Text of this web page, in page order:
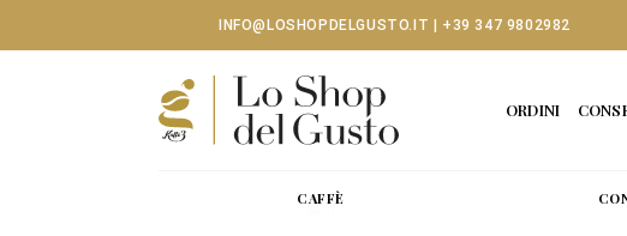
INFO@LOSHOPDELGUSTO.IT | +39 347 9802982
ORDINI
CAFFÈ